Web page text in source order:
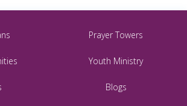
Prayer Towers
Youth Ministry
Blogs